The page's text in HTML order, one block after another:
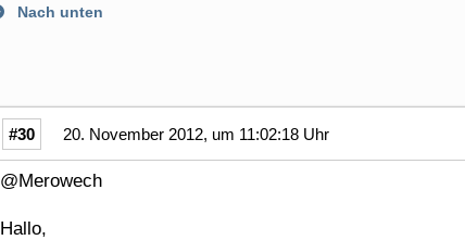
Nach unten
#30 20. November 2012, um 11:02:18 Uhr
@Merowech
Hallo,